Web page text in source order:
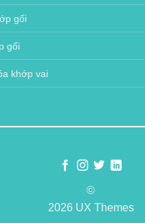
gối
gối
khớp vai
©
2026 UX Themes